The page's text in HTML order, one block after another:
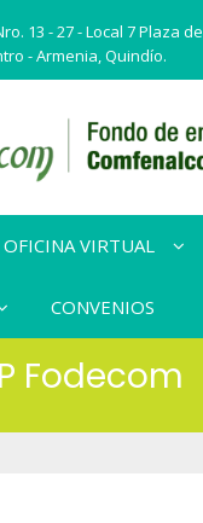
13 - 27 - Local 7 Plaza de
- Armenia, Quindío.
OFICINA VIRTUAL
CONVENIOS
Fodecom